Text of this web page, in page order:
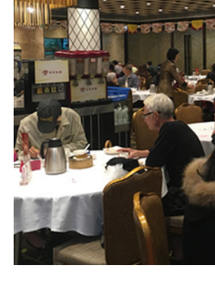
教學評測
EduTech
IT Times
生成式AI與雲端應用
Enterprise Digital Transformation
特集